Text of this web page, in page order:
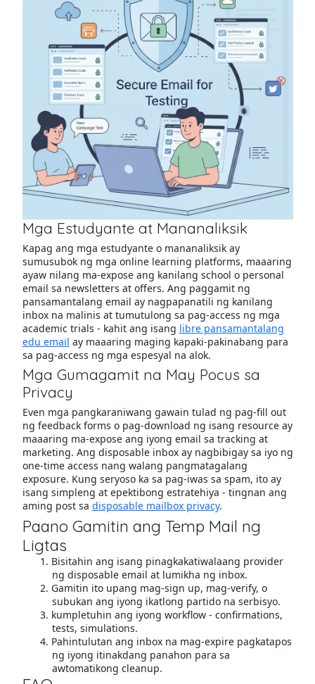
Mga Estudyante at Mananaliksik
Kapag ang mga estudyante o mananaliksik ay
sumusubok ng mga online learning platforms, maaaring
ayaw nilang ma-expose ang kanilang school o personal
email sa newsletters at offers. Ang paggamit ng
pansamantalang email ay nagpapanatili ng kanilang
inbox na malinis at tumutulong sa pag-access ng mga
academic trials - kahit ang isang libre pansamantalang
edu email ay maaaring maging kapaki-pakinabang para
sa pag-access ng mga espesyal na alok.
Mga Gumagamit na May Pocus sa
Privacy
Even mga pangkaraniwang gawain tulad ng pag-fill out
ng feedback forms o pag-download ng isang resource ay
maaaring ma-expose ang iyong email sa tracking at
marketing. Ang disposable inbox ay nagbibigay sa iyo ng
one-time access nang walang pangmatagalang
exposure. Kung seryoso ka sa pag-iwas sa spam, ito ay
isang simpleng at epektibong estratehiya - tingnan ang
aming post sa disposable mailbox privacy.
Paano Gamitin ang Temp Mail ng
Ligtas
Bisitahin ang isang pinagkakatiwalaang provider
ng disposable email at lumikha ng inbox.
Gamitin ito upang mag-sign up, mag-verify, o
subukan ang iyong ikatlong partido na serbisyo.
kumpletuhin ang iyong workflow - confirmations,
tests, simulations.
Pahintulutan ang inbox na mag-expire pagkatapos
ng iyong itinakdang panahon para sa
awtomatikong cleanup.